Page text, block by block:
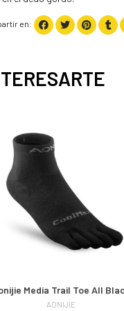
en:
Media Trail Toe All
AONIJIE